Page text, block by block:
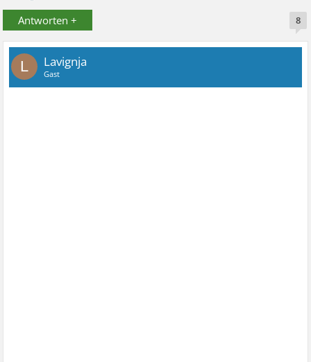
Antworten + 8
L Lavignja
Gast